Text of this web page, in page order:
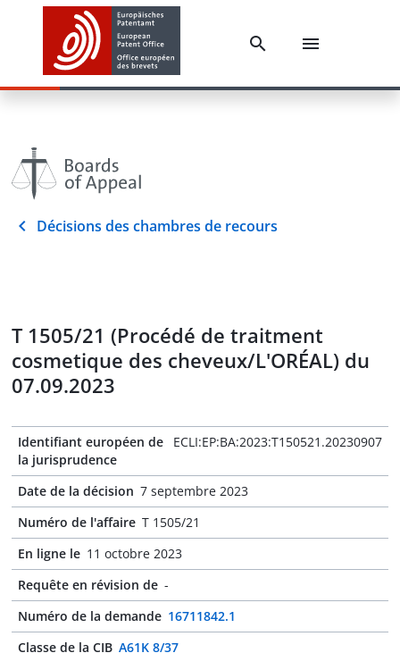
Décisions des chambres de recours
T 1505/21 (Procédé de traitment
cosmetique des cheveux/L'ORÉAL) du
07.09.2023
Identifiant européen de
la jurisprudence
ECLI:EP:BA:2023:T150521.20230907
Date de la décision 7 septembre 2023
Numéro de l'affaire T 1505/21
En ligne le 11 octobre 2023
Requête en révision de -
Numéro de la demande 16711842.1
Classe de la CIB A61K 8/37